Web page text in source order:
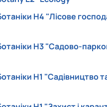
Н4 "Лісове
Н3 "Садово-
Н1 "Садівництво